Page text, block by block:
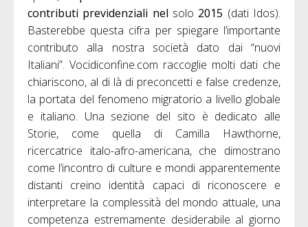
contributi previdenziali nel solo 2015 (dati Idos).
Basterebbe questa cifra per spiegare l’importante
contributo alla nostra società dato dai “nuovi
Italiani”. Vocidiconfine.com raccoglie molti dati che
chiariscono, al di là di preconcetti e false credenze,
la portata del fenomeno migratorio a livello globale
e italiano. Una sezione del sito è dedicato alle
Storie, come quella di Camilla Hawthorne,
ricercatrice italo-afro-americana, che dimostrano
come l’incontro di culture e mondi apparentemente
distanti creino identità capaci di riconoscere e
interpretare la complessità del mondo attuale, una
competenza estremamente desiderabile al giorno